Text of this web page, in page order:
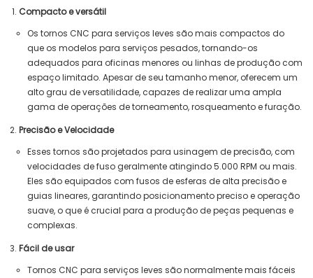
Compacto e versátil
Os tornos CNC para serviços leves são mais compactos do
que os modelos para serviços pesados, tornando-os
adequados para oficinas menores ou linhas de produção com
espaço limitado. Apesar de seu tamanho menor, oferecem um
alto grau de versatilidade, capazes de realizar uma ampla
gama de operações de torneamento, rosqueamento e furação.
Precisão e Velocidade
Esses tornos são projetados para usinagem de precisão, com
velocidades de fuso geralmente atingindo 5.000 RPM ou mais.
Eles são equipados com fusos de esferas de alta precisão e
guias lineares, garantindo posicionamento preciso e operação
suave, o que é crucial para a produção de peças pequenas e
complexas.
Fácil de usar
Tornos CNC para serviços leves são normalmente mais fáceis